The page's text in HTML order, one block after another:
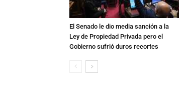
El Senado le dio media sanción a la
Ley de Propiedad Privada pero el
Gobierno sufrió duros recortes